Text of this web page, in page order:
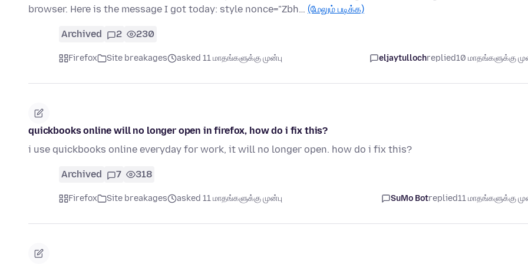
browser. Here is the message I got today: style nonce="Zbh… (மேலும் படிக்க)
Archived 2 230
Firefox Site breakages asked 11 மாதங்களுக்கு முன்பு eljaytullochreplied10 மாதங்களுக்கு
quickbooks online will no longer open in firefox, how do i fix this?
i use quickbooks online everyday for work, it will no longer open. how do i fix this?
Archived 7 318
Firefox Site breakages asked 11 மாதங்களுக்கு முன்பு SuMo Botreplied11 மாதங்களுக்கு